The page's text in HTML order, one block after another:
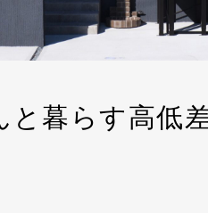
と暮らす高低